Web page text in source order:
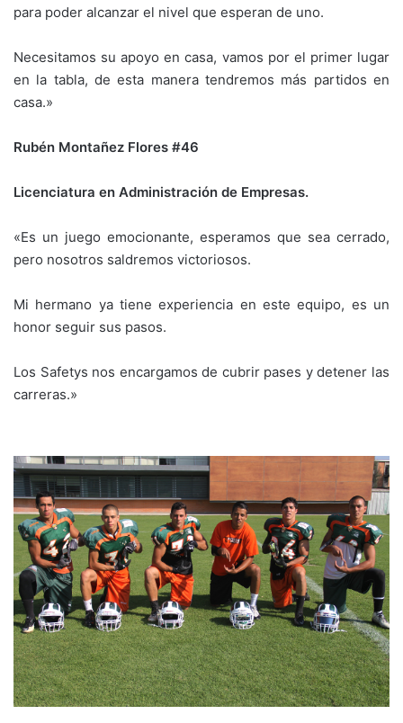
para poder alcanzar el nivel que esperan de uno.
Necesitamos su apoyo en casa, vamos por el primer lugar
en la tabla, de esta manera tendremos más partidos en
casa.»
Rubén Montañez Flores #46
Licenciatura en Administración de Empresas.
«Es un juego emocionante, esperamos que sea cerrado,
pero nosotros saldremos victoriosos.
Mi hermano ya tiene experiencia en este equipo, es un
honor seguir sus pasos.
Los Safetys nos encargamos de cubrir pases y detener las
carreras.»